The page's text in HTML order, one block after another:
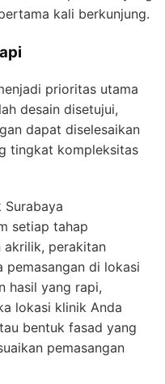
kali berkunjung.
prioritas utama
desain disetujui,
dapat diselesaikan
tingkat kompleksitas
Surabaya
setiap tahap
perakitan
pemasangan di lokasi
hasil yang rapi,
lokasi klinik Anda
bentuk fasad yang
pemasangan